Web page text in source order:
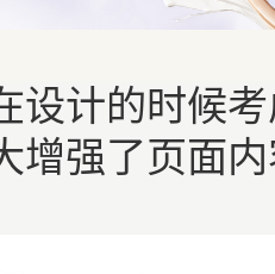
计的时候考
增强了页面